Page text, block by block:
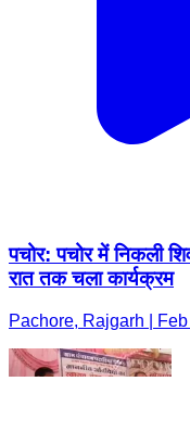
पचोर: पचोर में निकली
रात तक चला कार्यक्रम
Pachore, Rajgarh |